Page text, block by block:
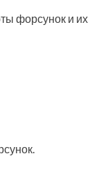
форсунок и их